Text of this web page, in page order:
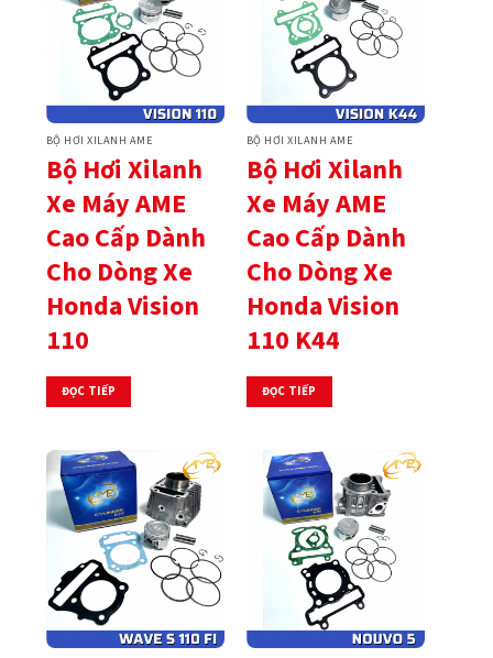
BỘ HƠI XILANH AME
Bộ Hơi Xilanh
Xe Máy AME
Cao Cấp Dành
Cho Dòng Xe
Honda Vision
110
ĐỌC TIẾP
BỘ HƠI XILANH AME
Bộ Hơi Xilanh
Xe Máy AME
Cao Cấp Dành
Cho Dòng Xe
Honda Vision
110 K44
ĐỌC TIẾP